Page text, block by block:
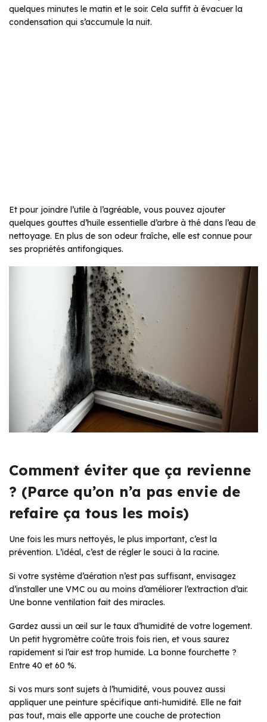
quelques minutes le matin et le soir. Cela suffit à évacuer la
condensation qui s’accumule la nuit.
Et pour joindre l’utile à l’agréable, vous pouvez ajouter
quelques gouttes d’huile essentielle d’arbre à thé dans l’eau de
nettoyage. En plus de son odeur fraîche, elle est connue pour
ses propriétés antifongiques.
Comment éviter que ça revienne
? (Parce qu’on n’a pas envie de
refaire ça tous les mois)
Une fois les murs nettoyés, le plus important, c’est la
prévention. L’idéal, c’est de régler le souci à la racine.
Si votre système d’aération n’est pas suffisant, envisagez
d’installer une VMC ou au moins d’améliorer l’extraction d’air.
Une bonne ventilation fait des miracles.
Gardez aussi un œil sur le taux d’humidité de votre logement.
Un petit hygromètre coûte trois fois rien, et vous saurez
rapidement si l’air est trop humide. La bonne fourchette ?
Entre 40 et 60 %.
Si vos murs sont sujets à l’humidité, vous pouvez aussi
appliquer une peinture spécifique anti-humidité. Elle ne fait
pas tout, mais elle apporte une couche de protection